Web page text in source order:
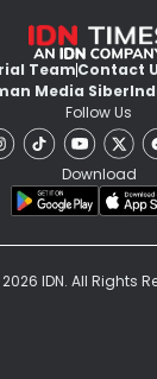
TeamContact
Media Siber
Follow Us
Download
IDN. All Rights